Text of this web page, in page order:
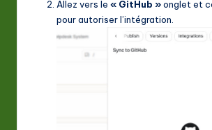
Allez vers le « GitHub »onglet et
pour autoriser l’intégration.